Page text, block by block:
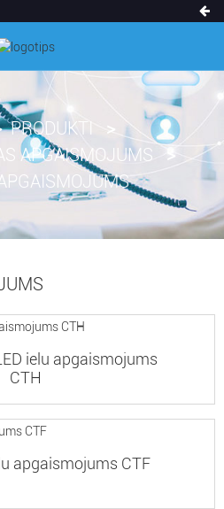
PRODUKTI
APGAISMOJUMS
ielu apgaismojums
CTH
apgaismojums CTF